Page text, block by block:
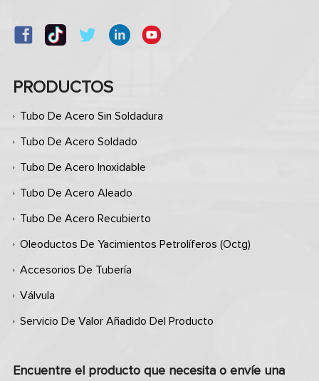
PRODUCTOS
Tubo De Acero Sin Soldadura
Tubo De Acero Soldado
Tubo De Acero Inoxidable
Tubo De Acero Aleado
Tubo De Acero Recubierto
Oleoductos De Yacimientos Petrolíferos (octg)
Accesorios De Tubería
Válvula
Servicio De Valor Añadido Del Producto
Encuentre el producto que necesita o envíe una